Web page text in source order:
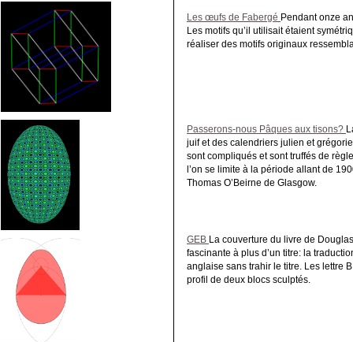
Les œufs de Fabergé Pendant onze
Les motifs qu’il utilisait étaient
réaliser des motifs originaux
Passerons-nous Pâques aux tisons?
juif et des calendriers julien et
sont compliqués et sont truffés de
l’on se limite à la période allant de
Thomas O’Beirne de Glasgow.
GEB La couverture du livre de
fascinante à plus d’un titre: la
anglaise sans trahir le titre. Les lettre
profil de deux blocs sculptés.